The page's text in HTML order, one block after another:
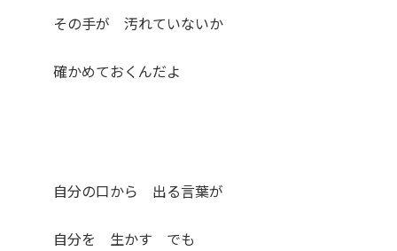
その手が 汚れていないか
確かめておくんだよ
自分の口から 出る言葉が
自分を 生かす でも